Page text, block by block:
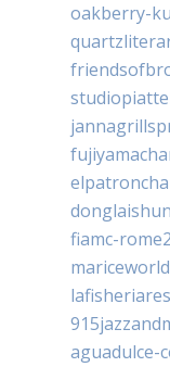
oakberry-
fiamc-
aguadulce-